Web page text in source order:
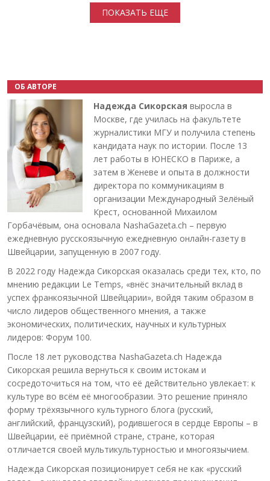
ПОКАЗАТЬ ЕЩЕ
ОБ АВТОРЕ
Надежда Сикорская выросла в
Москве, где училась на факультете
журналистики МГУ и получила степень
кандидата наук по истории. После 13
лет работы в ЮНЕСКО в Париже, а
затем в Женеве и опыта в должности
директора по коммуникациям в
организации Международный Зелёный
Крест, основанной Михаилом
Горбачёвым, она основала NashaGazeta.ch – первую
ежедневную русскоязычную ежедневную онлайн-газету в
Швейцарии, запущенную в 2007 году.
В 2022 году Надежда Сикорская оказалась среди тех, кто, по
мнению редакции Le Temps, «внёс значительный вклад в
успех франкоязычной Швейцарии», войдя таким образом в
число лидеров общественного мнения, а также
экономических, политических, научных и культурных
лидеров: Форум 100.
После 18 лет руководства NashaGazeta.ch Надежда
Сикорская решила вернуться к своим истокам и
сосредоточиться на том, что её действительно увлекает: к
культуре во всём её многообразии. Это решение приняло
форму трёхязычного культурного блога (русский,
английский, французский), родившегося в сердце Европы – в
Швейцарии, её приёмной стране, стране, которая
отличается своей мультикультурностью и многоязычием.
Надежда Сикорская позиционирует себя не как «русский